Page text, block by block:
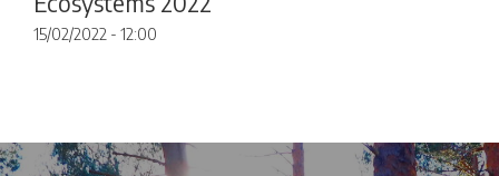
15/02/2022 - 12:00